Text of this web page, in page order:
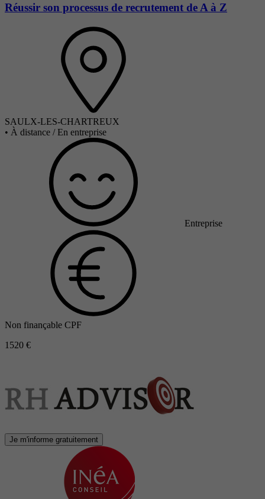
Réussir son processus de recrutement de A à Z
SAULX-LES-CHARTREUX
• À distance / En entreprise
Entreprise
Non finançable CPF
1520 €
Je m'informe gratuitement